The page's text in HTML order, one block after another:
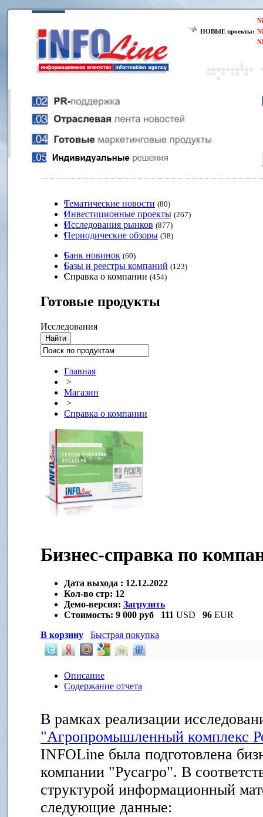
НОВЫЕ проекты:
Тематические новости (80)
Инвестиционные проекты (267)
Исследования рынков (877)
Периодические обзоры (38)
Банк новинок (60)
Базы и реестры компаний (123)
Справка о компании (454)
Готовые продукты
Исследования
Главная
>
Магазин
>
Справка о компании
Бизнес-справка по
Дата выхода : 12.12.2022
Кол-во стр: 12
Демо-версия: Загрузить
Стоимость: 9 000 руб 111 USD 96 EUR
В корзину
Быстрая покупка
Описание
Содержание отчета
В рамках реализации
"Агропромышленный комплекс
INFOLine была подготовлена
компании "Русагро". В
структурой информационный
следующие данные: